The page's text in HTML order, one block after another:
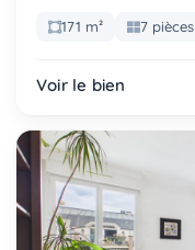
171 m² 7 pièces
Voir le bien